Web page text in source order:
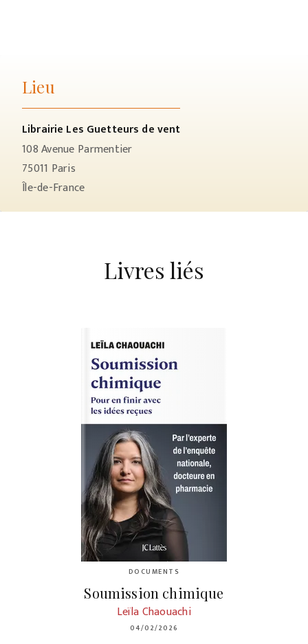
Lieu
Librairie Les Guetteurs de vent
108 Avenue Parmentier
75011 Paris
Île-de-France
Livres liés
DOCUMENTS
Soumission chimique
Leïla Chaouachi
04/02/2026